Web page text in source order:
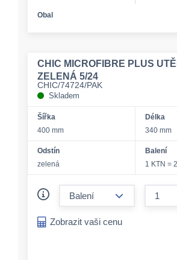
Obal
CHIC MICROFIBRE PLUS
ZELENÁ 5/24
CHIC/74724/PAK
Skladem
Šířka
400 mm
Délka
340 mm
Odstín
zelená
Balení
1 KTN =
Zobrazit vaši cenu